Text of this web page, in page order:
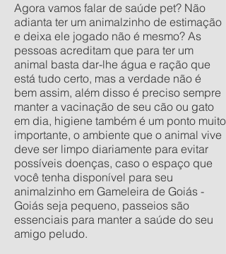
Agora vamos falar de saúde pet? Não
adianta ter um animalzinho de estimação
e deixa ele jogado não é mesmo? As
pessoas acreditam que para ter um
animal basta dar-lhe água e ração que
está tudo certo, mas a verdade não é
bem assim, além disso é preciso sempre
manter a vacinação de seu cão ou gato
em dia, higiene também é um ponto muito
importante, o ambiente que o animal vive
deve ser limpo diariamente para evitar
possíveis doenças, caso o espaço que
você tenha disponível para seu
animalzinho em Gameleira de Goiás -
Goiás seja pequeno, passeios são
essenciais para manter a saúde do seu
amigo peludo.